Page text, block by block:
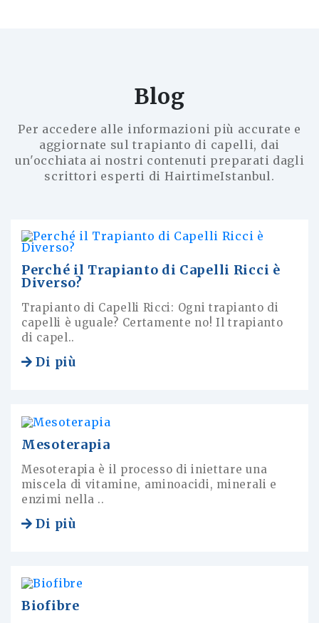
Blog
Per accedere alle informazioni più accurate e
aggiornate sul trapianto di capelli, dai
un'occhiata ai nostri contenuti preparati dagli
scrittori esperti di HairtimeIstanbul.
Perché il Trapianto di Capelli Ricci è
Diverso?
Trapianto di Capelli Ricci: Ogni trapianto di
capelli è uguale? Certamente no! Il trapianto
di capel..
Di più
Mesoterapia
Mesoterapia è il processo di iniettare una
miscela di vitamine, aminoacidi, minerali e
enzimi nella ..
Di più
Biofibre